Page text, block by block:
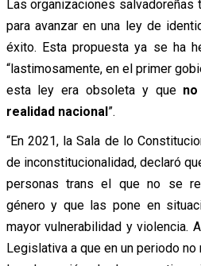
Las organizaciones salvadoreñas
para avanzar en una ley de
éxito. Esta propuesta ya se ha
“lastimosamente, en el primer
esta ley era obsoleta y que
realidad nacional”.
“En 2021, la Sala de lo
de inconstitucionalidad, declaró
personas trans el que no se
género y que las pone en
mayor vulnerabilidad y violencia.
Legislativa a que en un periodo no